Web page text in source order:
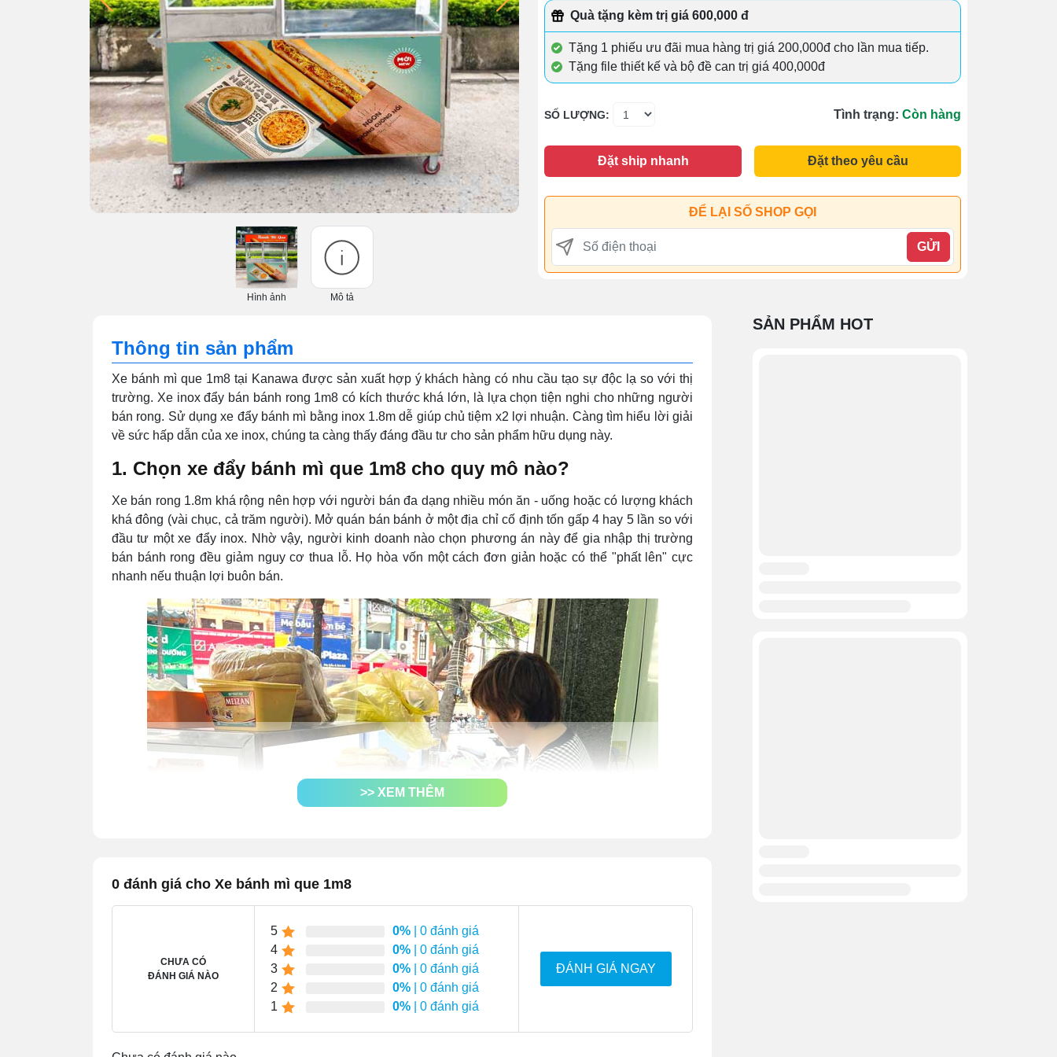
Hình ảnh Mô tả
Quà tặng kèm trị giá 600,000 đ
Tặng 1 phiếu ưu đãi mua hàng trị giá 200,000đ cho lần mua tiếp.
Tặng file thiết kế và bộ đề can trị giá 400,000đ
SỐ LƯỢNG: Tình trạng: Còn hàng
Đặt ship nhanh Đặt theo yêu cầu
ĐỂ LẠI SỐ SHOP GỌI
GỬI
Thông tin sản phẩm
Xe bánh mì que 1m8 tại Kanawa được sản xuất hợp ý khách hàng có nhu cầu tạo sự độc lạ so với thị
trường. Xe inox đẩy bán bánh rong 1m8 có kích thước khá lớn, là lựa chọn tiện nghi cho những người
bán rong. Sử dụng xe đẩy bánh mì bằng inox 1.8m dễ giúp chủ tiệm x2 lợi nhuận. Càng tìm hiểu lời giải
về sức hấp dẫn của xe inox, chúng ta càng thấy đáng đầu tư cho sản phẩm hữu dụng này.
1. Chọn xe đẩy bánh mì que 1m8 cho quy mô nào?
Xe bán rong 1.8m khá rộng nên hợp với người bán đa dạng nhiều món ăn - uống hoặc có lượng khách
khá đông (vài chục, cả trăm người). Mở quán bán bánh ở một địa chỉ cố định tốn gấp 4 hay 5 lần so với
đầu tư một xe đẩy inox. Nhờ vậy, người kinh doanh nào chọn phương án này để gia nhập thị trường
bán bánh rong đều giảm nguy cơ thua lỗ. Họ hòa vốn một cách đơn giản hoặc có thể "phất lên" cực
nhanh nếu thuận lợi buôn bán.
>> XEM THÊM
0 đánh giá cho Xe bánh mì que 1m8
CHƯA CÓ
ĐÁNH GIÁ NÀO
5 0% | 0 đánh giá
4
0% | 0 đánh giá
3
0% | 0 đánh giá
2
0% | 0 đánh giá
1
0% | 0 đánh giá
ĐÁNH GIÁ NGAY
SẢN PHẨM HOT